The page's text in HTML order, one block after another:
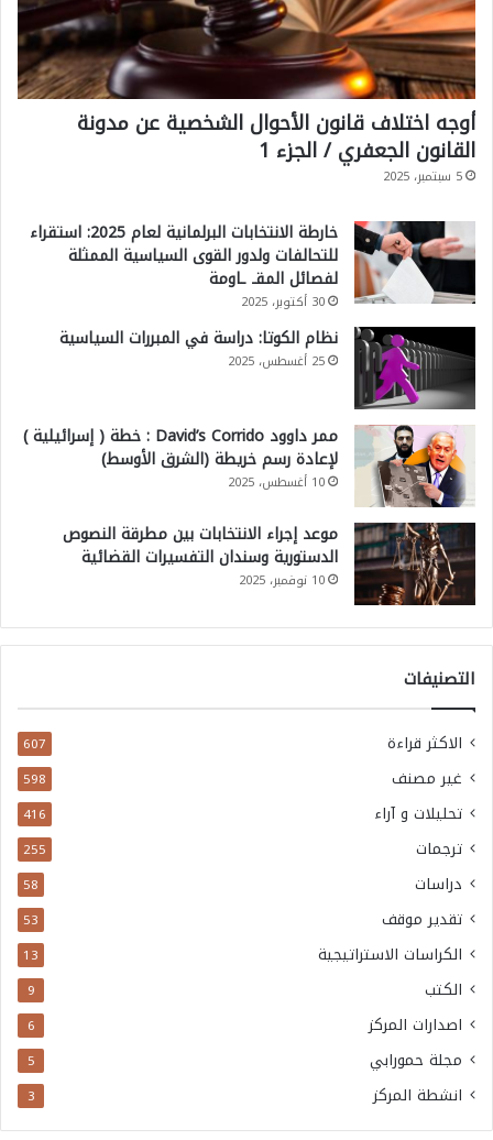
أوجه اختلاف قانون الأحوال الشخصية عن مدونة
القانون الجعفري / الجزء 1
5 سبتمبر، 2025
خارطة الانتخابات البرلمانية لعام 2025: استقراء
للتحالفات ولدور القوى السياسية الممثلة
لفصائل المقـ ـاومة
30 أكتوبر، 2025
نظام الكوتا: دراسة في المبررات السياسية
25 أغسطس، 2025
ممر داوود David’s Corrido : خطة ( إسرائيلية )
لإعادة رسم خريطة (الشرق الأوسط)
10 أغسطس، 2025
موعد إجراء الانتخابات بين مطرقة النصوص
الدستورية وسندان التفسيرات القضائية
10 نوفمبر، 2025
التصنيفات
الاكثر قراءة 607
غير مصنف 598
تحليلات و آراء 416
ترجمات 255
دراسات 58
تقدير موقف 53
الكراسات الاستراتيجية 13
الكتب 9
اصدارات المركز 6
مجلة حمورابي 5
انشطة المركز 3